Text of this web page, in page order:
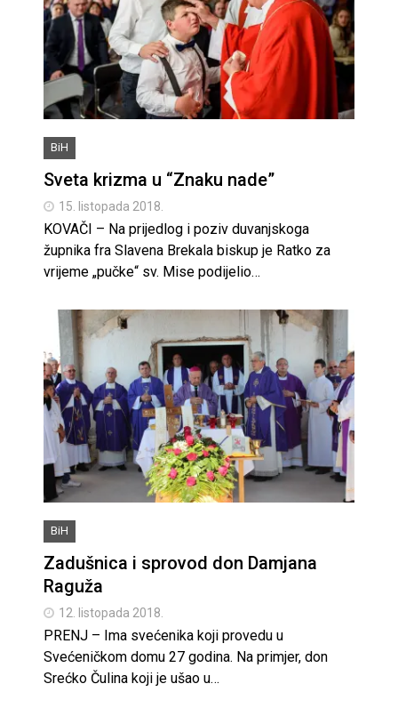
BiH
Sveta krizma u “Znaku nade”
15. listopada 2018.
KOVAČI – Na prijedlog i poziv duvanjskoga
župnika fra Slavena Brekala biskup je Ratko za
vrijeme „pučke“ sv. Mise podijelio…
BiH
Zadušnica i sprovod don Damjana
Raguža
12. listopada 2018.
PRENJ – Ima svećenika koji provedu u
Svećeničkom domu 27 godina. Na primjer, don
Srećko Čulina koji je ušao u…